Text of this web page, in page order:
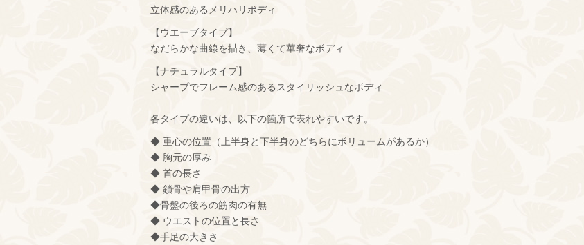
立体感のあるメリハリボディ
【ウエーブタイプ】
なだらかな曲線を描き、薄くて華奢なボディ
【ナチュラルタイプ】
シャープでフレーム感のあるスタイリッシュなボディ
各タイプの違いは、以下の箇所で表れやすいです。
◆ 重心の位置（上半身と下半身のどちらにボリュームがあるか）
◆ 胸元の厚み
◆ 首の長さ
◆ 鎖骨や肩甲骨の出方
◆骨盤の後ろの筋肉の有無
◆ ウエストの位置と長さ
◆手足の大きさ